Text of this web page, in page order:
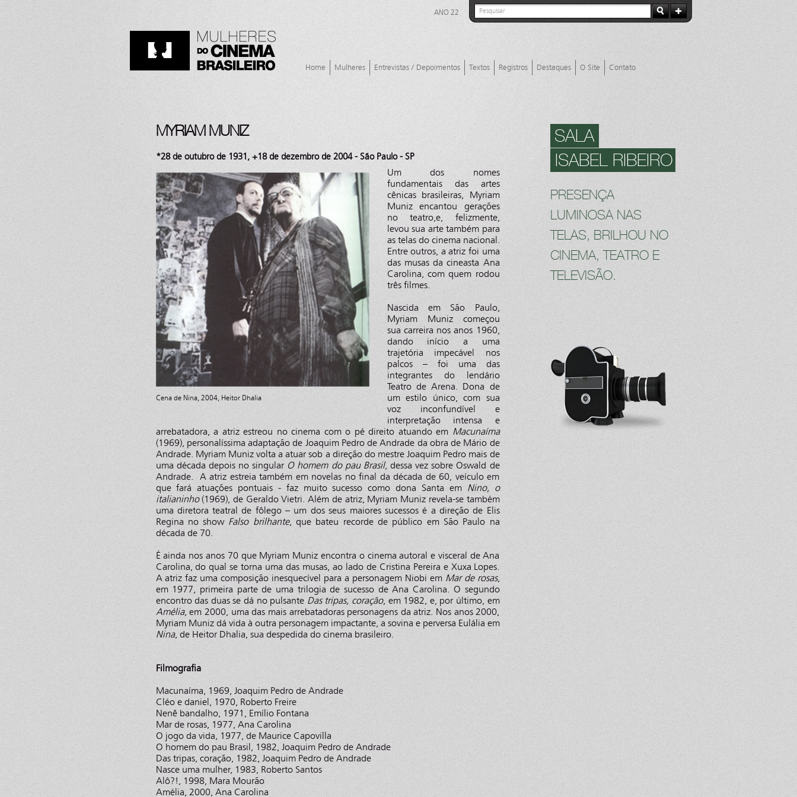
ANO 22
Home Mulheres Entrevistas / Depoimentos Textos Registros Destaques O Site Contato
MYRIAM MUNIZ
*28 de outubro de 1931, +18 de dezembro de 2004 - São Paulo - SP
Cena de Nina, 2004, Heitor Dhalia
Um dos nomes
fundamentais das artes
cênicas brasileiras, Myriam
Muniz encantou gerações
no teatro,e, felizmente,
levou sua arte também para
as telas do cinema nacional.
Entre outros, a atriz foi uma
das musas da cineasta Ana
Carolina, com quem rodou
três filmes.
Nascida em São Paulo,
Myriam Muniz começou
sua carreira nos anos 1960,
dando início a uma
trajetória impecável nos
palcos – foi uma das
integrantes do lendário
Teatro de Arena. Dona de
um estilo único, com sua
voz inconfundível e
interpretação intensa e
arrebatadora, a atriz estreou no cinema com o pé direito atuando em Macunaíma
(1969), personalíssima adaptação de Joaquim Pedro de Andrade da obra de Mário de
Andrade. Myriam Muniz volta a atuar sob a direção do mestre Joaquim Pedro mais de
uma década depois no singular O homem do pau Brasil, dessa vez sobre Oswald de
Andrade. A atriz estreia também em novelas no final da década de 60, veículo em
que fará atuações pontuais - faz muito sucesso como dona Santa em Nino, o
italianinho(1969), de Geraldo Vietri. Além de atriz, Myriam Muniz revela-se também
uma diretora teatral de fôlego – um dos seus maiores sucessos é a direção de Elis
Regina no show Falso brilhante, que bateu recorde de público em São Paulo na
década de 70.
É ainda nos anos 70 que Myriam Muniz encontra o cinema autoral e visceral de Ana
Carolina, do qual se torna uma das musas, ao lado de Cristina Pereira e Xuxa Lopes.
A atriz faz uma composição inesquecível para a personagem Niobi emMar de rosas,
em 1977, primeira parte de uma trilogia de sucesso de Ana Carolina. O segundo
encontro das duas se dá no pulsante Das tripas, coração, em 1982, e, por último, em
Amélia, em 2000, uma das mais arrebatadoras personagens da atriz. Nos anos 2000,
Myriam Muniz dá vida à outra personagem impactante, a sovina e perversa Eulália em
Nina, de Heitor Dhalia, sua despedida do cinema brasileiro.
Filmografia
Macunaíma, 1969, Joaquim Pedro de Andrade
Cléo e daniel, 1970, Roberto Freire
Nenê bandalho, 1971, Emílio Fontana
Mar de rosas, 1977, Ana Carolina
O jogo da vida, 1977, de Maurice Capovilla
O homem do pau Brasil, 1982, Joaquim Pedro de Andrade
Das tripas, coração, 1982, Joaquim Pedro de Andrade
Nasce uma mulher, 1983, Roberto Santos
Alô?!, 1998, Mara Mourão
Amélia, 2000, Ana Carolina
SALA
ISABEL RIBEIRO
PRESENÇA
LUMINOSA NAS
TELAS, BRILHOU NO
CINEMA, TEATRO E
TELEVISÃO.